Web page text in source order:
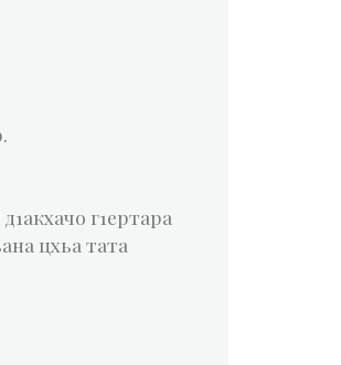
г1ертара
цхьа тата